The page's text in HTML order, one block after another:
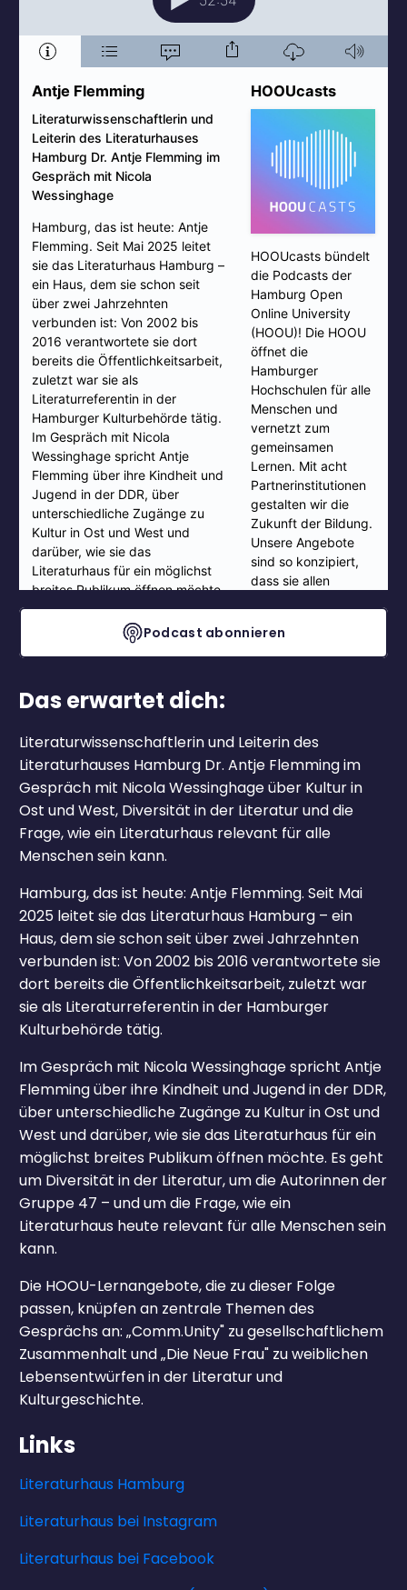
Podcast abonnieren
Das erwartet dich:
Literaturwissenschaftlerin und Leiterin des
Literaturhauses Hamburg Dr. Antje Flemming im
Gespräch mit Nicola Wessinghage über Kultur in
Ost und West, Diversität in der Literatur und die
Frage, wie ein Literaturhaus relevant für alle
Menschen sein kann.
Hamburg, das ist heute: Antje Flemming. Seit Mai
2025 leitet sie das Literaturhaus Hamburg – ein
Haus, dem sie schon seit über zwei Jahrzehnten
verbunden ist: Von 2002 bis 2016 verantwortete sie
dort bereits die Öffentlichkeitsarbeit, zuletzt war
sie als Literaturreferentin in der Hamburger
Kulturbehörde tätig.
Im Gespräch mit Nicola Wessinghage spricht Antje
Flemming über ihre Kindheit und Jugend in der DDR,
über unterschiedliche Zugänge zu Kultur in Ost und
West und darüber, wie sie das Literaturhaus für ein
möglichst breites Publikum öffnen möchte. Es geht
um Diversität in der Literatur, um die Autorinnen der
Gruppe 47 – und um die Frage, wie ein
Literaturhaus heute relevant für alle Menschen sein
kann.
Die HOOU-Lernangebote, die zu dieser Folge
passen, knüpfen an zentrale Themen des
Gesprächs an: „Comm.Unity" zu gesellschaftlichem
Zusammenhalt und „Die Neue Frau" zu weiblichen
Lebensentwürfen in der Literatur und
Kulturgeschichte.
Links
Literaturhaus Hamburg
Literaturhaus bei Instagram
Literaturhaus bei Facebook